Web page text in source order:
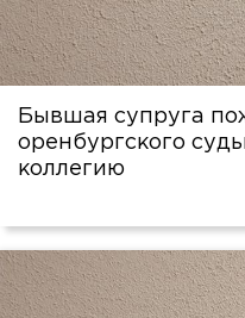
Бывшая супруга
оренбургского
коллегию